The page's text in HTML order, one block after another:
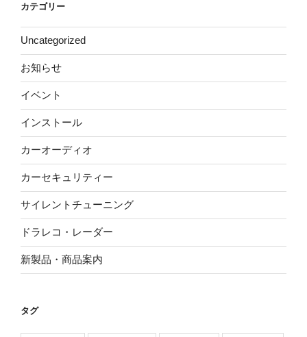
カテゴリー
Uncategorized
お知らせ
イベント
インストール
カーオーディオ
カーセキュリティー
サイレントチューニング
ドラレコ・レーダー
新製品・商品案内
タグ